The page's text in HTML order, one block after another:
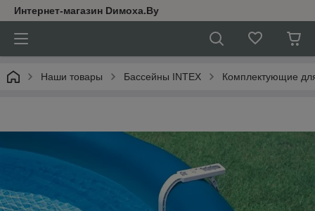
Интернет-магазин Dимoхa.By
Наши товары Бассейны INTEX Комплектующие